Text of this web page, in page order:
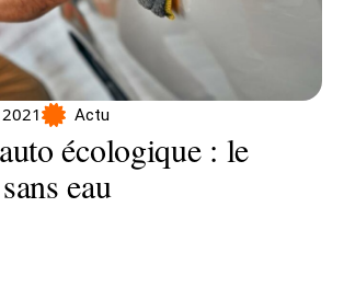
Actu
écologique : le
eau